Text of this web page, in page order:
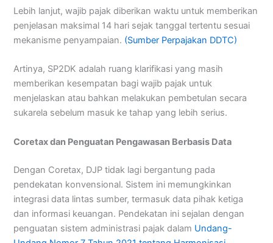
Lebih lanjut, wajib pajak diberikan waktu untuk memberikan
penjelasan maksimal 14 hari sejak tanggal tertentu sesuai
mekanisme penyampaian. (Sumber Perpajakan DDTC)
Artinya, SP2DK adalah ruang klarifikasi yang masih
memberikan kesempatan bagi wajib pajak untuk
menjelaskan atau bahkan melakukan pembetulan secara
sukarela sebelum masuk ke tahap yang lebih serius.
Coretax dan Penguatan Pengawasan Berbasis Data
Dengan Coretax, DJP tidak lagi bergantung pada
pendekatan konvensional. Sistem ini memungkinkan
integrasi data lintas sumber, termasuk data pihak ketiga
dan informasi keuangan. Pendekatan ini sejalan dengan
penguatan sistem administrasi pajak dalam Undang-